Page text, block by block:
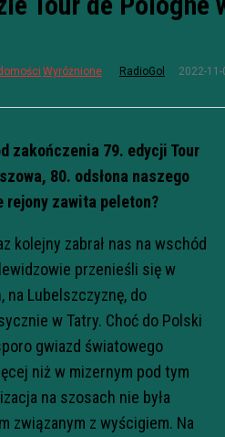
Wyróżnione RadioGol 2022-11-
zakończenia 79. edycji Tour
80. odsłona naszego
rejony zawita peleton?
kolejny zabrał nas na wschód
przenieśli się w
na Lubelszczyznę, do
w Tatry. Choć do Polski
gwiazd światowego
niż w mizernym pod tym
na szosach nie była
związanym z wyścigiem. Na